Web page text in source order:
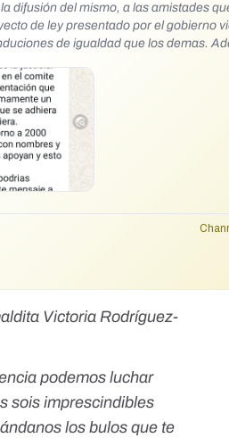
difusión del mismo, a las amistades
de igualdad que los demas. Ademas
casi residuales. Yo estoy en mi
a los que queremos sumar a lajs,
antidemocratica de la justicia.
para que se adhiera también quien
en 72 horas. Queria pedirte si
posible porque nos jugamos el
podamos padecer si hay una huelga
la libertad, patrimonio, situaciones
accedido en condiciones de
difusion a este mensaje y apoyando
instagram) y si conoces a gente de los
¡VIVA LA JUSTICIA
Victoria Rodríguez-
podemos luchar
sois imprescindibles
los bulos que te